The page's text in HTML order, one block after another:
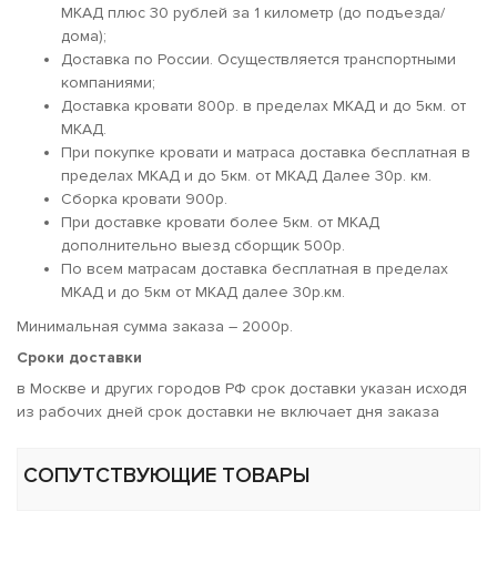
МКАД плюс 30 рублей за 1 километр (до подъезда/
дома);
Доставка по России. Осуществляется транспортными
компаниями;
Доставка кровати 800р. в пределах МКАД и до 5км. от
МКАД.
При покупке кровати и матраса доставка бесплатная в
пределах МКАД и до 5км. от МКАД Далее 30р. км.
Сборка кровати 900р.
При доставке кровати более 5км. от МКАД
дополнительно выезд сборщик 500р.
По всем матрасам доставка бесплатная в пределах
МКАД и до 5км от МКАД далее 30р.км.
Минимальная сумма заказа – 2000р.
Сроки доставки
в Москве и других городов РФ срок доставки указан исходя
из рабочих дней срок доставки не включает дня заказа
СОПУТСТВУЮЩИЕ ТОВАРЫ